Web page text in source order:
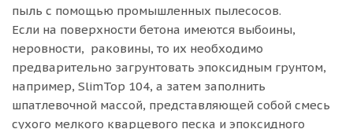
пыль с помощью промышленных пылесосов.
Если на поверхности бетона имеются выбоины,
неровности, раковины, то их необходимо
предварительно загрунтовать эпоксидным грунтом,
например, SlimTop 104, а затем заполнить
шпатлевочной массой, представляющей собой смесь
сухого мелкого кварцевого песка и эпоксидного